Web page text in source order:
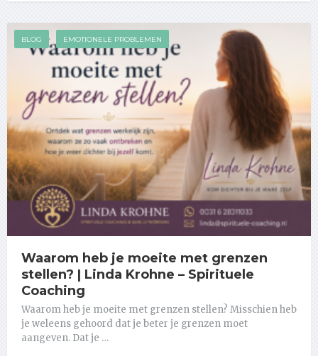
BLOG EMOTIONELE PROBLEMEN
Waarom heb je moeite met grenzen
stellen? | Linda Krohne – Spirituele
Coaching
Waarom heb je moeite met grenzen stellen? Misschien heb
je weleens gehoord dat je beter je grenzen moet
aangeven. Dat je …